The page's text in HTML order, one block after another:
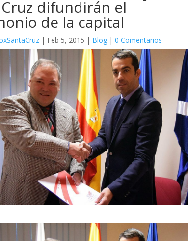
difundirán el
de la capital
| Feb 5, 2015 | Blog| 0 Comentarios